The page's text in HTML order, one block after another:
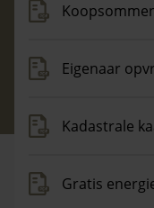
Eigenaar
Kadastrale
Gratis